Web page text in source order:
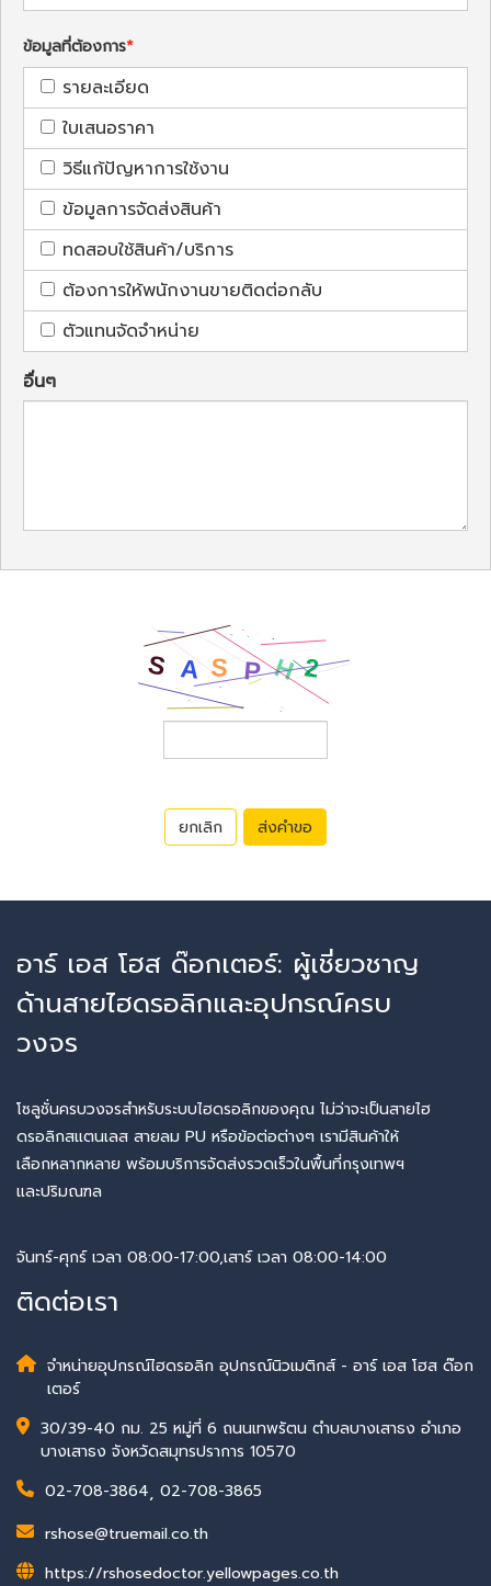
ข้อมูลที่ต้องการ
รายละเอียด
ใบเสนอราคา
วิธีแก้ปัญหาการใช้งาน
ข้อมูลการจัดส่งสินค้า
ทดสอบใช้สินค้า/บริการ
ต้องการให้พนักงานขายติดต่อกลับ
ตัวแทนจัดจำหน่าย
อื่นๆ
ยกเลิก ส่งคำขอ
อาร์ เอส โฮส ด๊อกเตอร์: ผู้เชี่ยวชาญ
ด้านสายไฮดรอลิกและอุปกรณ์ครบ
วงจร
โซลูชั่นครบวงจรสำหรับระบบไฮดรอลิกของคุณ ไม่ว่าจะเป็นสายไฮ
ดรอลิกสแตนเลส สายลม PU หรือข้อต่อต่างๆ เรามีสินค้าให้
เลือกหลากหลาย พร้อมบริการจัดส่งรวดเร็วในพื้นที่กรุงเทพฯ
และปริมณฑล
จันทร์-ศุกร์ เวลา 08:00-17:00,เสาร์ เวลา 08:00-14:00
ติดต่อเรา
จำหน่ายอุปกรณ์ไฮดรอลิก อุปกรณ์นิวเมติกส์ - อาร์ เอส โฮส ด๊อก
เตอร์
30/39-40 กม. 25 หมู่ที่ 6 ถนนเทพรัตน ตำบลบางเสาธง อำเภอ
บางเสาธง จังหวัดสมุทรปราการ 10570
02-708-3864, 02-708-3865
rshose@truemail.co.th
https://rshosedoctor.yellowpages.co.th